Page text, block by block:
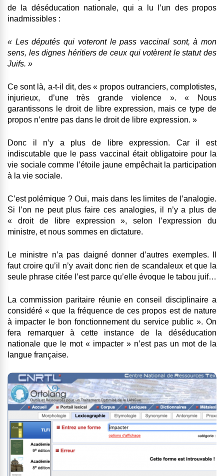
de la déséducation nationale, qui a lu l’un des propos
inadmissibles :
« Les députés qui voteront le pass vaccinal sont, à mon
sens, les dignes héritiers de ceux qui votèrent le statut des
Juifs. »
Ce sont là, a-t-il dit, des « propos outranciers, complotistes,
injurieux, d’une très grande violence ». « Nous
garantissons le droit de libre expression, mais ce type de
propos n’entre pas dans le droit de libre expression. »
Donc il n’y a plus de libre expression. Car il est
indiscutable que le pass vaccinal était obligatoire pour la
vie sociale comme l’étoile jaune empêchait la participation
à la vie sociale.
C’est polémique ? Oui, mais dans les limites de l’analogie.
Si l’on ne peut plus faire ces analogies, il n’y a plus de
« droit de libre expression », selon l’expression du
ministre, et nous sommes en dictature.
Le ministre n’a pas daigné donner d’autres exemples. Il
faut croire qu’il n’y avait donc rien de scandaleux et que la
seule phrase citée l’est parce qu’elle évoque le tabou juif…
La commission paritaire réunie en conseil disciplinaire a
considéré « que la fréquence de ces propos est de nature
à impacter le bon fonctionnement du service public ». On
fera remarquer à cette instance de la déséducation
nationale que le mot « impacter » n’est pas un mot de la
langue française.